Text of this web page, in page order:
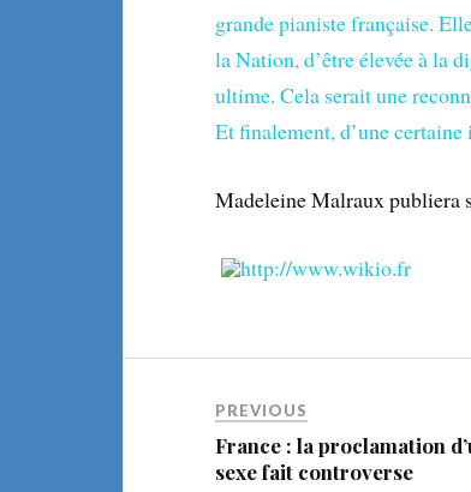
grande pianiste française.
la Nation, d’être élevée à la
ultime. Cela serait une
Et finalement, d’une certaine
Madeleine Malraux publiera
PREVIOUS
France : la proclamation
sexe fait controverse